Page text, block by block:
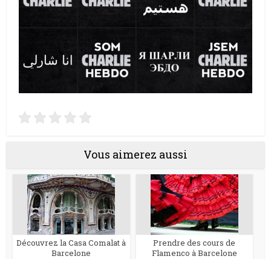
Vous aimerez aussi
Découvrez la Casa Comalat à
Barcelone
Prendre des cours de
Flamenco à Barcelone